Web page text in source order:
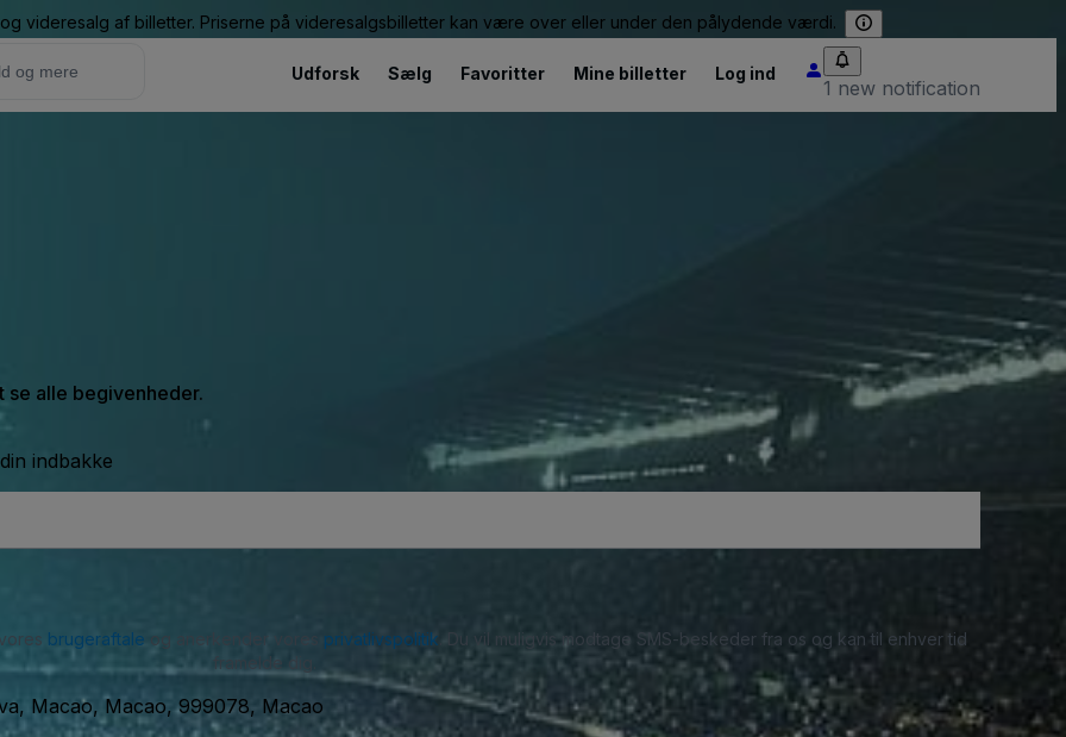
videresalg af billetter. Priserne på videresalgsbilletter kan være over eller under den pålydende værdi.
Udforsk Sælg Favoritter Mine billetter Log ind
1 new notification
alle begivenheder.
indbakke
brugeraftale privatlivspolitik . Du vil muligvis modtage SMS-beskeder fra os og kan til enhver tid
framelde dig.
Macao, Macao, 999078, Macao